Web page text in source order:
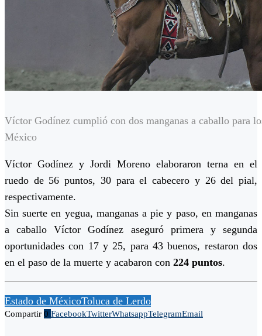
Víctor Godínez cumplió con dos manganas a caballo para
México
Víctor Godínez y Jordi Moreno elaboraron terna en el
ruedo de 56 puntos, 30 para el cabecero y 26 del pial,
respectivamente.
Sin suerte en yegua, manganas a pie y paso, en manganas
a caballo Víctor Godínez aseguró primera y segunda
oportunidades con 17 y 25, para 43 buenos, restaron dos
en el paso de la muerte y acabaron con 224 puntos.
Estado de MéxicoToluca de Lerdo
Compartir 0 FacebookTwitterWhatsappTelegramEmail